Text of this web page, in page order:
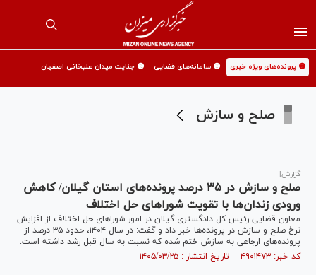
🟡 پرونده‌های ویژه خبری 🟡 سامانه‌های قضایی 🟡 جنایت میدان علیخانی اصفهان
صلح و سازش
گزارش|
صلح و سازش در ۳۵ درصد پرونده‌های استان گیلان/ کاهش
ورودی زندان‌ها با تقویت شورا‌های حل اختلاف
معاون قضایی رئیس کل دادگستری گیلان در امور شورا‌های حل اختلاف از افزایش
نرخ صلح و سازش در پرونده‌ها خبر داد و گفت: در سال ۱۴۰۴، حدود ۳۵ درصد از
پرونده‌های ارجاعی به سازش ختم شده که نسبت به سال قبل رشد داشته است.
کد خبر: ۴۹۰۱۴۷۳ تاریخ انتشار : ۱۴۰۵/۰۳/۲۵